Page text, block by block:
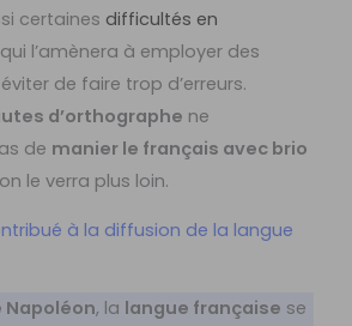
certaines difficultés en
l’amènera à employer des
de faire trop d’erreurs.
d’orthographe ne
de manier le français avec brio
le verra plus loin.
à la diffusion de la langue
Napoléon, la langue française se